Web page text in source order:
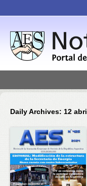
Daily Archives: 12